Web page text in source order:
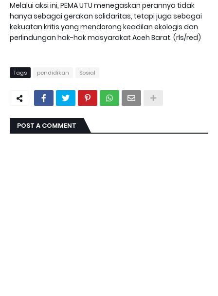
Melalui aksi ini, PEMA UTU menegaskan perannya tidak
hanya sebagai gerakan solidaritas, tetapi juga sebagai
kekuatan kritis yang mendorong keadilan ekologis dan
perlindungan hak-hak masyarakat Aceh Barat. (rls/red)
Tags pendidikan Sosial
POST A COMMENT